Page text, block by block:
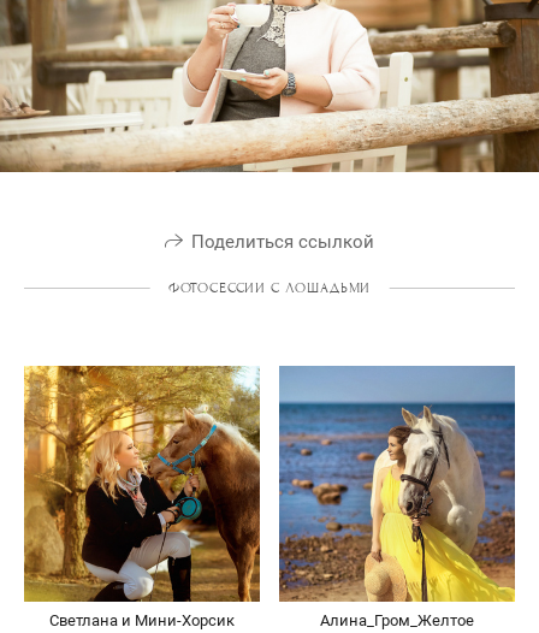
Поделиться ссылкой
ФОТОСЕССИИ С ЛОШАДЬМИ
Светлана и Мини-Хорсик Алина_Гром_Желтое